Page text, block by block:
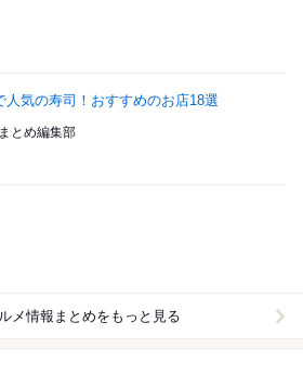
人気の寿司！おすすめのお店18選
とめ編集部
メ情報まとめをもっと見る